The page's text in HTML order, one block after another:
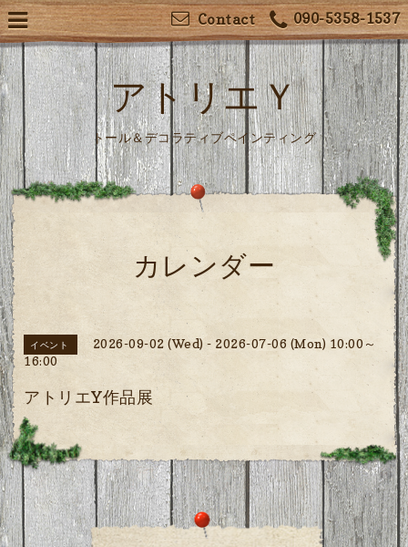
090-5358-1537
Contact
アトリエＹ
トール＆デコラティブペインティング
カレンダー
イベント
2026-09-02 (Wed) - 2026-07-06 (Mon) 10:00～
16:00
アトリエY作品展